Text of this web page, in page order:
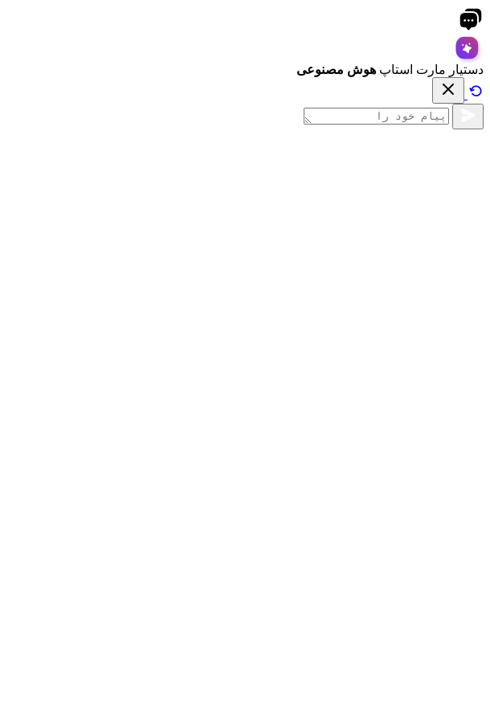
دستیار مارت استاپ هوش مصنوعی